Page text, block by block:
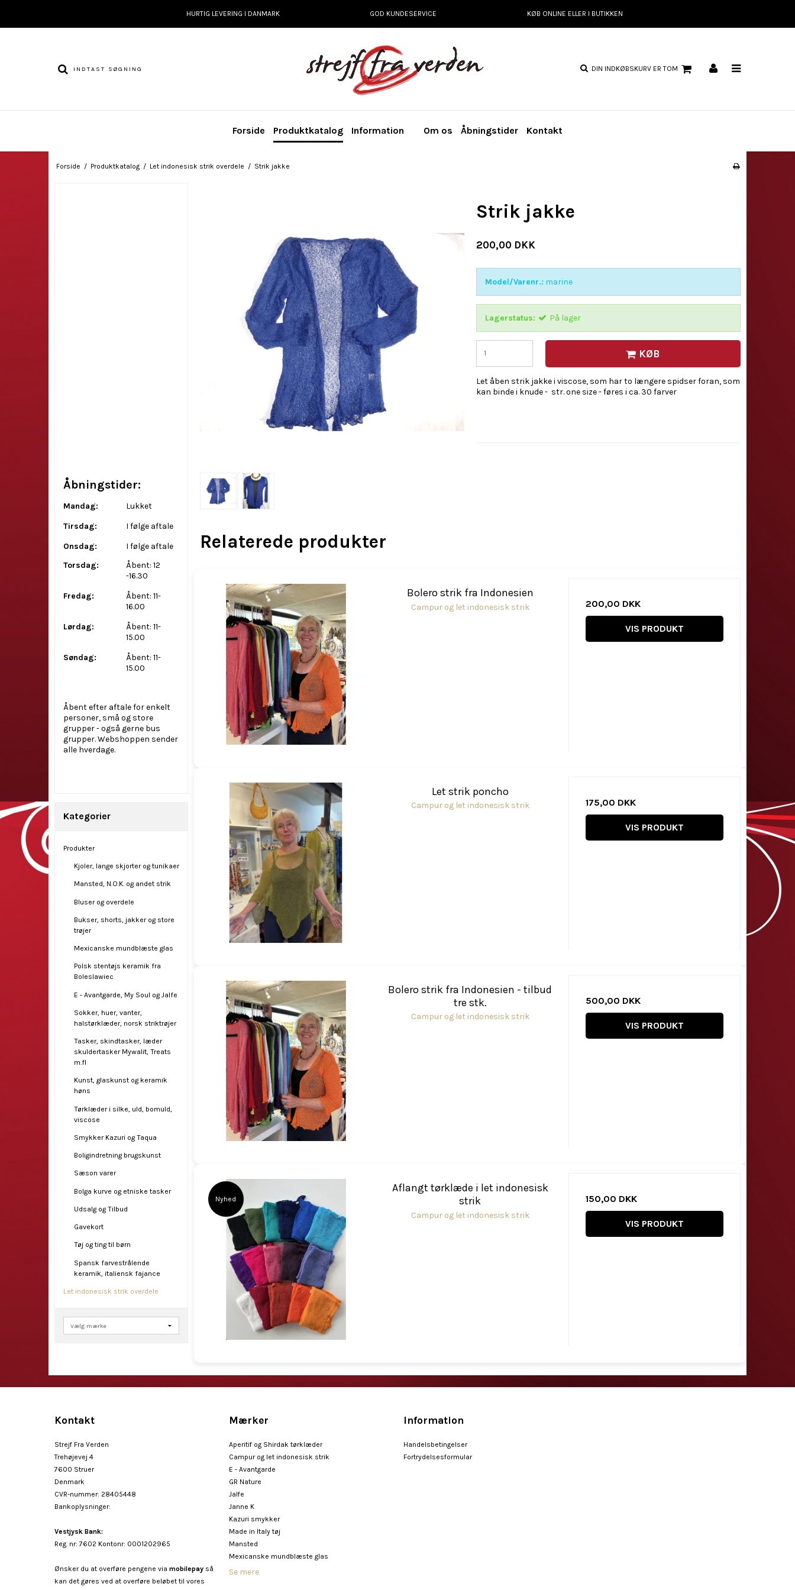
HURTIG LEVERING I DANMARK GOD KUNDESERVICE KØB ONLINE ELLER I BUTIKKEN
DIN INDKØBSKURV ER TOM
Forside Produktkatalog Information Om os Åbningstider Kontakt
Forside / Produktkatalog / Let indonesisk strik overdele / Strik jakke
Åbningstider:
Mandag:
Lukket
Tirsdag:
I følge aftale
Onsdag:
I følge aftale
Torsdag:
Åbent: 12
-16.30
Fredag:
Åbent: 11-
16.00
Lørdag:
Åbent: 11-
15.00
Søndag:
Åbent: 11-
15.00
Åbent efter aftale for enkelt
personer, små og store
grupper - også gerne bus
grupper. Webshoppen sender
alle hverdage.
Kategorier
Produkter
Kjoler, lange skjorter og tunikaer
Mansted, N.O.K. og andet strik
Bluser og overdele
Bukser, shorts, jakker og store
trøjer
Mexicanske mundblæste glas
Polsk stentøjs keramik fra
Boleslawiec
E - Avantgarde, My Soul og Jalfe
Sokker, huer, vanter,
halstørklæder, norsk striktrøjer
Tasker, skindtasker, læder
skuldertasker Mywalit, Treats
m.fl
Kunst, glaskunst og keramik
høns
Tørklæder i silke, uld, bomuld,
viscose
Smykker Kazuri og Taqua
Boligindretning brugskunst
Sæson varer
Bolga kurve og etniske tasker
Udsalg og Tilbud
Gavekort
Tøj og ting til børn
Spansk farvestrålende
keramik, italiensk fajance
Let indonesisk strik overdele
Strik jakke
200,00 DKK
Model/Varenr.: marine
Lagerstatus: På lager
KØB
Let åben strik jakke i viscose, som har to længere spidser foran, som
kan binde i knude - str. one size - føres i ca. 30 farver
Relaterede produkter
Bolero strik fra Indonesien
Campur og let indonesisk strik 200,00 DKK
VIS PRODUKT
Let strik poncho
Campur og let indonesisk strik 175,00 DKK
VIS PRODUKT
Bolero strik fra Indonesien - tilbud
tre stk.
Campur og let indonesisk strik
500,00 DKK
VIS PRODUKT
Nyhed
Aflangt tørklæde i let indonesisk
strik
Campur og let indonesisk strik
150,00 DKK
VIS PRODUKT
Kontakt
Strejf Fra Verden
Trehøjevej 4
7600 Struer
Denmark
CVR-nummer: 28405448
Bankoplysninger:
Vestjysk Bank:
Reg. nr: 7602 Kontonr: 0001202965
Ønsker du at overføre pengene via mobilepay så
kan det gøres ved at overføre beløbet til vores
Mærker
Aperitif og Shirdak tørklæder
Campur og let indonesisk strik
E - Avantgarde
GR Nature
Jalfe
Janne K
Kazuri smykker
Made in Italy tøj
Mansted
Mexicanske mundblæste glas
Se mere
Information
Handelsbetingelser
Fortrydelsesformular